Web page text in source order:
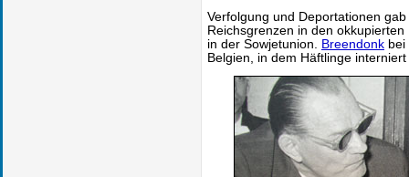
Verfolgung und Deportationen
Reichsgrenzen in den
in der Sowjetunion. Breendonk
Belgien, in dem Häftlinge